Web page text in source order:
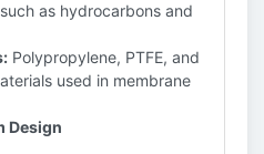
as hydrocarbons and
Polypropylene, PTFE, and
used in membrane
Design